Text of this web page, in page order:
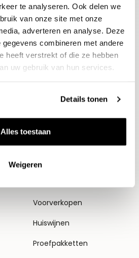
te analyseren. Ook delen we
van onze site met onze
adverteren en analyse. Deze
combineren met andere
heeft verstrekt of die ze hebben
uw gebruik van hun services.
Details tonen
Alles toestaan
Weigeren
Aanmelden
Thema's
Voorverkopen
Huiswijnen
Proefpakketten